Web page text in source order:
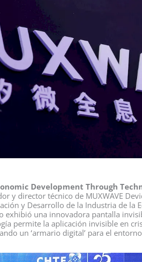
Development Through
y director técnico de MUXWAVE
y Desarrollo de la Industria de la
exhibió una innovadora pantalla
permite la aplicación invisible en
un ‘armario digital’ para el